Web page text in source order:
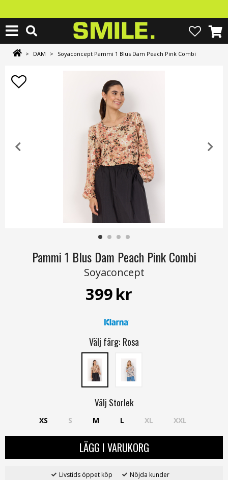
> DAM > Soyaconcept Pammi 1 Blus Dam Peach Pink Combi
Pammi 1 Blus Dam Peach Pink Combi
Soyaconcept
399kr
Välj färg: Rosa
Välj Storlek
XS S M L XL XXL
LÄGG I VARUKORG
Livstids öppet köp Nöjda kunder